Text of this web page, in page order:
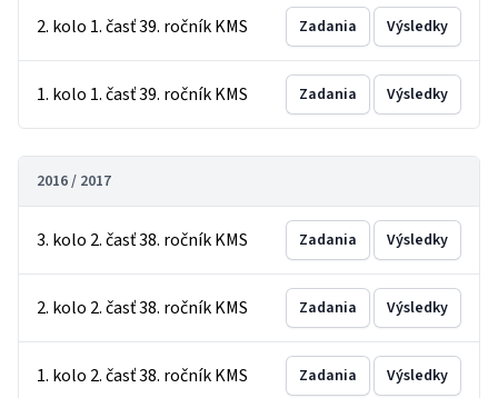
2. kolo 1. časť 39. ročník KMS Zadania Výsledky
1. kolo 1. časť 39. ročník KMS Zadania Výsledky
2016 / 2017
3. kolo 2. časť 38. ročník KMS Zadania Výsledky
2. kolo 2. časť 38. ročník KMS Zadania Výsledky
1. kolo 2. časť 38. ročník KMS Zadania Výsledky